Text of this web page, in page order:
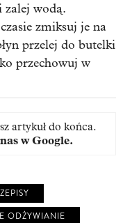
zalej wodą.
zmiksuj je na
przelej do butelki
przechowuj w
artykuł do końca.
w Google.
ODŻYWIANIE